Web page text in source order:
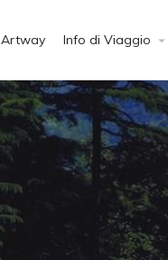
Artway Info di Viaggio